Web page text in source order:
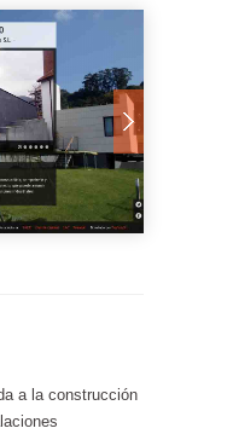
a la construcción